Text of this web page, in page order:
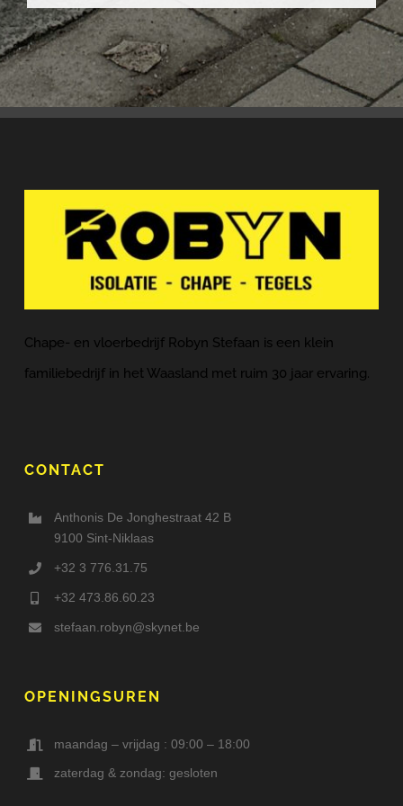
Chape- en vloerbedrijf Robyn Stefaan is een klein
familiebedrijf in het Waasland met ruim 30 jaar ervaring.
CONTACT
Anthonis De Jonghestraat 42 B
9100 Sint-Niklaas
+32 3 776.31.75
+32 473.86.60.23
stefaan.robyn@skynet.be
OPENINGSUREN
maandag – vrijdag : 09:00 – 18:00
zaterdag & zondag: gesloten